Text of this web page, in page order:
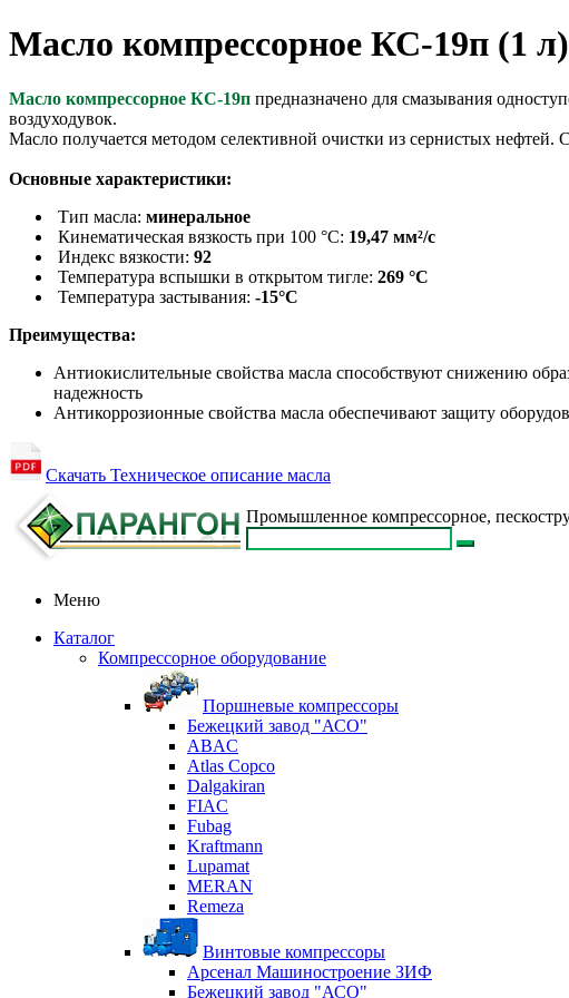
Масло компрессорное КС-19п (1 л)
Масло компрессорное КС-19п предназначено для смазывания
воздуходувок.
Масло получается методом селективной очистки из сернистых
Основные характеристики:
Тип масла: минеральное
Кинематическая вязкость при 100 °С: 19,47 мм²/с
Индекс вязкости: 92
Температура вспышки в открытом тигле: 269 °С
Температура застывания: -15°С
Преимущества:
Антиокислительные свойства масла способствуют снижению
надежность
Антикоррозионные свойства масла обеспечивают защиту
Скачать Техническое описание масла
Промышленное компрессорное,
Меню
Каталог
Компрессорное оборудование
Поршневые компрессоры
Бежецкий завод "АСО"
ABAC
Atlas Copco
Dalgakiran
FIAC
Fubag
Kraftmann
Lupamat
MERAN
Remeza
Винтовые компрессоры
Арсенал Машиностроение ЗИФ
Бежецкий завод "АСО"